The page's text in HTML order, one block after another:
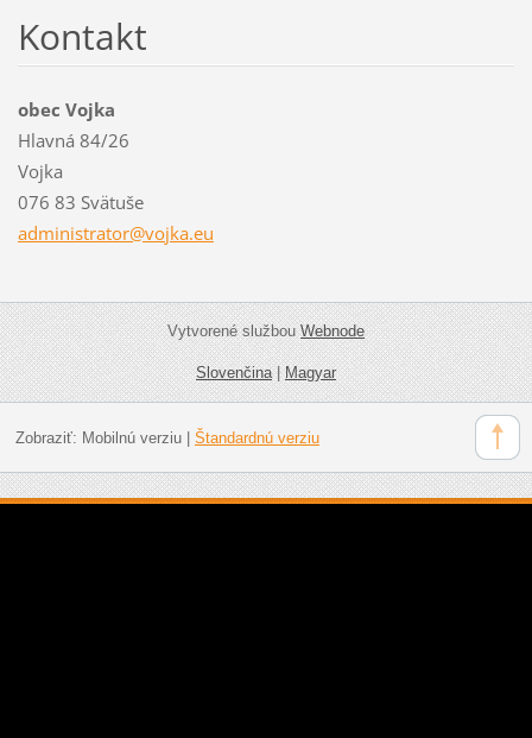
Kontakt
obec Vojka
Hlavná 84/26
Vojka
076 83 Svätuše
administrator@vojka.eu
Vytvorené službouWebnode
Slovenčina|Magyar
Zobraziť: Mobilnú verziu| Štandardnú verziu